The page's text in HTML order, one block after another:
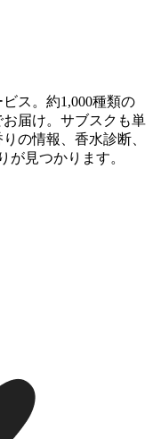
ス。約1,000種類の
届け。サブスクも単
の情報、香水診断、
が見つかります。